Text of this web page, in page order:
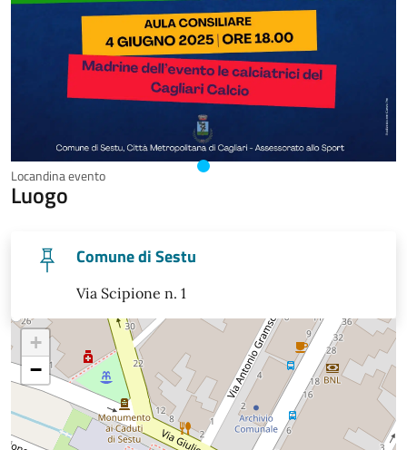
Locandina evento
Luogo
Comune di Sestu
Via Scipione n. 1
+
−